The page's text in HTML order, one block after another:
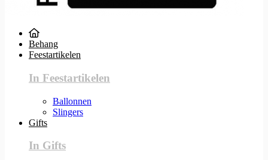
Behang
Feestartikelen
In Feestartikelen
Ballonnen
Slingers
Gifts
In Gifts